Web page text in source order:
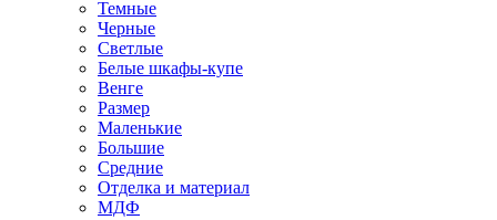
Темные
Черные
Светлые
Белые шкафы-купе
Венге
Размер
Маленькие
Большие
Средние
Отделка и материал
МДФ